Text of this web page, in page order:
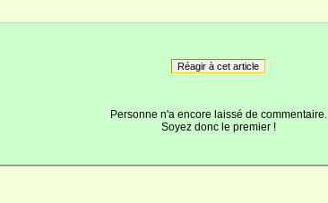
Réagir à cet article
Personne n'a encore laissé de commentaire.
Soyez donc le premier !